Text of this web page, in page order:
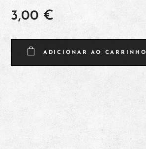
3,00 €
ADICIONAR AO CARRINHO